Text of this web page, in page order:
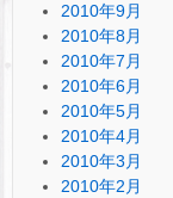
2010年9月
2010年8月
2010年7月
2010年6月
2010年5月
2010年4月
2010年3月
2010年2月